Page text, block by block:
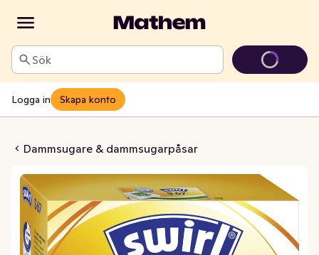
Sök
Logga in Skapa konto
Dammsugare & dammsugarpåsar
S67Mp+G